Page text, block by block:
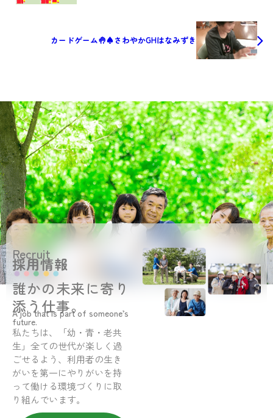
カードゲーム🤚♠さわやかGHはなみずき
Recruit
採用情報
誰かの未来に寄り
添う仕事。
A job that is part of someone’s
future.
私たちは、「幼・青・老共
生」全ての世代が楽しく過
ごせるよう、利用者の生き
がいを第一にやりがいを持
って働ける環境づくりに取
り組んでいます。